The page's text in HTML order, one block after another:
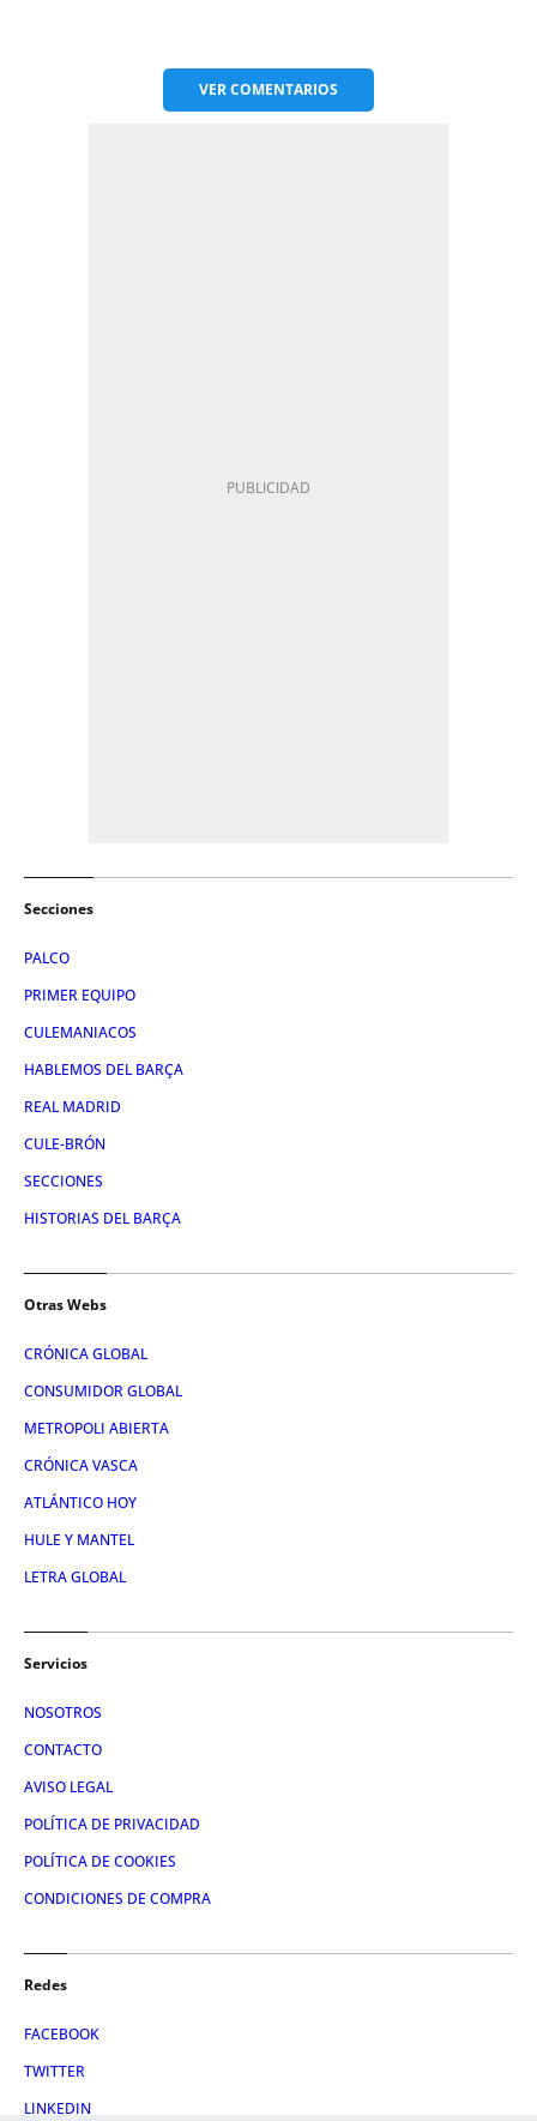
VERCOMENTARIOS
Secciones
PALCO
PRIMER EQUIPO
CULEMANIACOS
HABLEMOS DEL BARÇA
REAL MADRID
CULE-BRÓN
SECCIONES
HISTORIAS DEL BARÇA
Otras Webs
CRÓNICA GLOBAL
CONSUMIDOR GLOBAL
METROPOLI ABIERTA
CRÓNICA VASCA
ATLÁNTICO HOY
HULE Y MANTEL
LETRA GLOBAL
Servicios
NOSOTROS
CONTACTO
AVISO LEGAL
POLÍTICA DE PRIVACIDAD
POLÍTICA DE COOKIES
CONDICIONES DE COMPRA
Redes
FACEBOOK
TWITTER
LINKEDIN